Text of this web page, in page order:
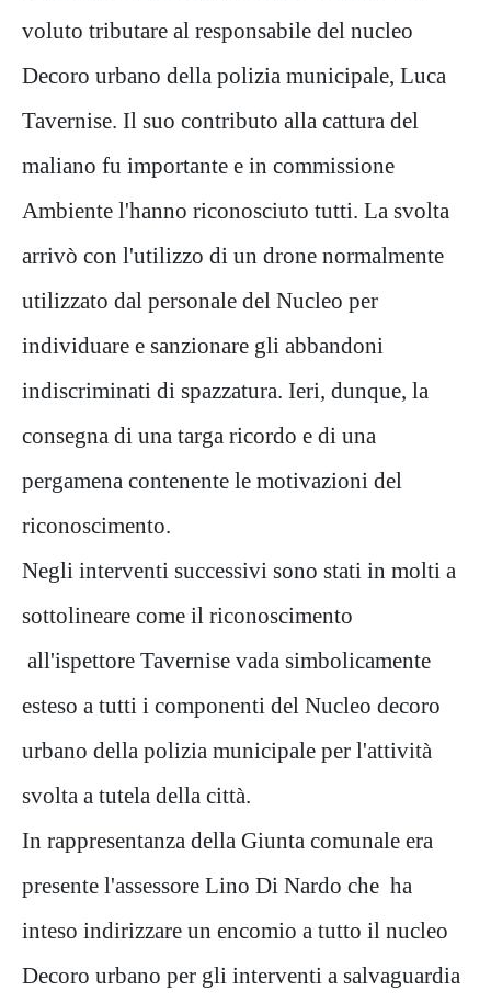
voluto tributare al responsabile del nucleo
Decoro urbano della polizia municipale, Luca
Tavernise. Il suo contributo alla cattura del
maliano fu importante e in commissione
Ambiente l'hanno riconosciuto tutti. La svolta
arrivò con l'utilizzo di un drone normalmente
utilizzato dal personale del Nucleo per
individuare e sanzionare gli abbandoni
indiscriminati di spazzatura. Ieri, dunque, la
consegna di una targa ricordo e di una
pergamena contenente le motivazioni del
riconoscimento.
Negli interventi successivi sono stati in molti a
sottolineare come il riconoscimento
all'ispettore Tavernise vada simbolicamente
esteso a tutti i componenti del Nucleo decoro
urbano della polizia municipale per l'attività
svolta a tutela della città.
In rappresentanza della Giunta comunale era
presente l'assessore Lino Di Nardo che ha
inteso indirizzare un encomio a tutto il nucleo
Decoro urbano per gli interventi a salvaguardia